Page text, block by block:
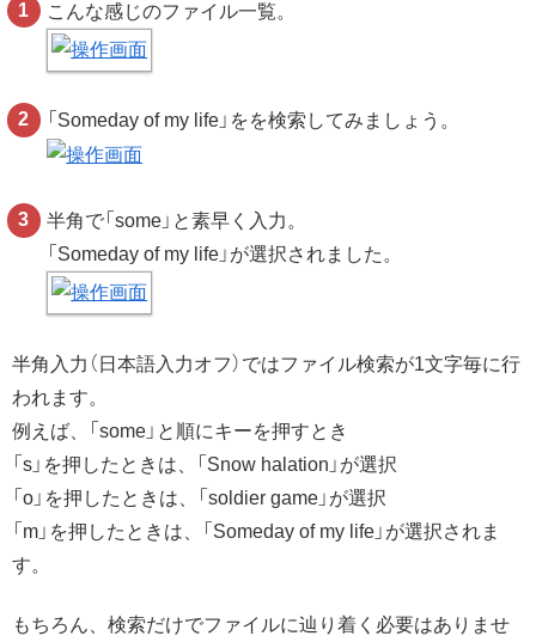
こんな感じのファイル一覧。
「Someday of my life」をを検索してみましょう。
半角で「some」と素早く入力。
「Someday of my life」が選択されました。
半角入力（日本語入力オフ）ではファイル検索が1文字毎に行
われます。
例えば、「some」と順にキーを押すとき
「s」を押したときは、「Snow halation」が選択
「o」を押したときは、「soldier game」が選択
「m」を押したときは、「Someday of my life」が選択されま
す。
もちろん、検索だけでファイルに辿り着く必要はありませ